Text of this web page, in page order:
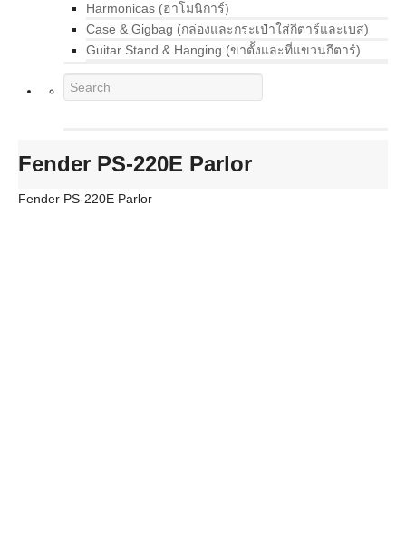
Harmonicas (ฮาโมนิการ์)
Case & Gigbag (กล่องและกระเป๋าใส่กีตาร์และเบส)
Guitar Stand & Hanging (ขาตั้งและที่แขวนกีตาร์)
Fender PS-220E Parlor
Fender PS-220E Parlor